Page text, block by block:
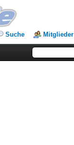
Suche Mitglieder